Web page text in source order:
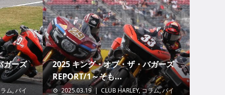
ガーズ
ム,バイ
2025 キング・オブ・ザ・バガーズ
REPORT/1～そも...
2025.03.19 CLUB HARLEY,コラム,バイ